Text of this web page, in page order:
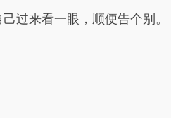
过来看一眼，顺便告个别。